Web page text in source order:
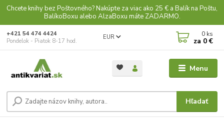
Chcete knihy bez Poštovného? Nakúpte za viac ako 25 € a Balík na Poštu,
BalíkoBoxu alebo AlzaBoxu máte ZADARMO.
Menu
EUR
Hľadať
+421 54 474 4424
Pondelok - Piatok 8-17 hod.
0 ks
za 0 €